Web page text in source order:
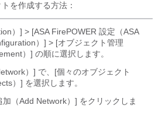
を作成する方法：
）] > [ASA FirePOWER 設定（ASA
）] > [オブジェクト管理
）] の順に選択します。
）] で、[個々のオブジェクト
）] を選択します。
（Add Network）] をクリックしま